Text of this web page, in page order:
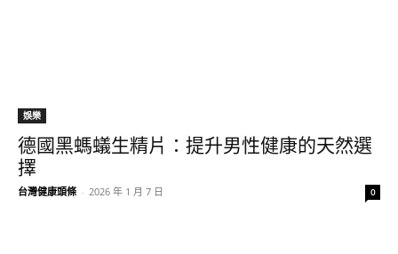
娛樂
德國黑螞蟻生精片：提升男性健康的天然選
擇
台灣健康頭條 - 2026 年 1 月 7 日 0